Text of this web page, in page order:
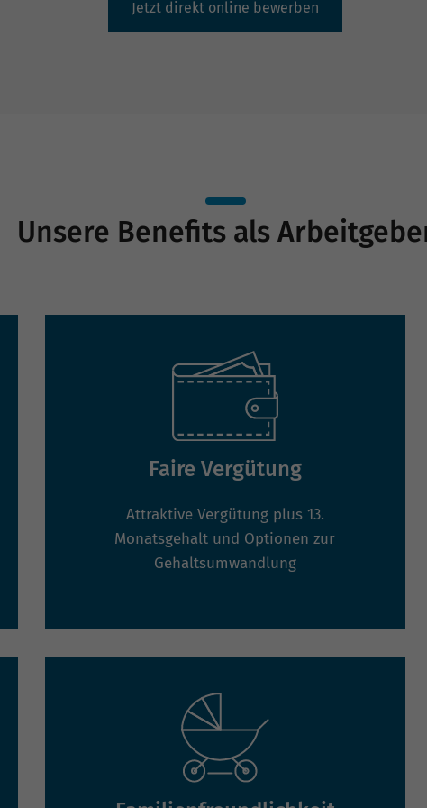
Jetzt direkt online bewerben
Unsere Benefits als
Faire Vergütung
Attraktive Vergütung plus 13.
Monatsgehalt und Optionen zur
Gehaltsumwandlung